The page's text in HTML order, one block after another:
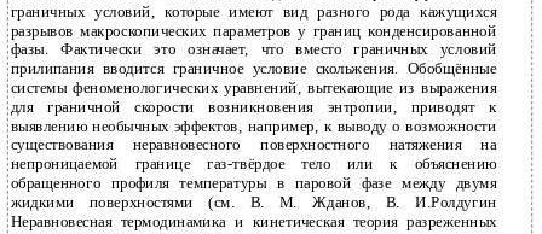
граничных условий, которые имеют вид разного рода кажущихся
разрывов макроскопических параметров у границ конденсированной
фазы. Фактически это означает, что вместо граничных условий
прилипания вводится граничное условие скольжения. Обобщённые
системы феноменологических уравнений, вытекающие из выражения
для граничной скорости возникновения энтропии, приводят к
выявлению необычных эффектов, например, к выводу о возможности
существования неравновесного поверхностного натяжения на
непроницаемой границе газ-твёрдое тело или к объяснению
обращенного профиля температуры в паровой фазе между двумя
жидкими поверхностями (см. В. М. Жданов, В. И.Ролдугин
Неравновесная термодинамика и кинетическая теория разреженных